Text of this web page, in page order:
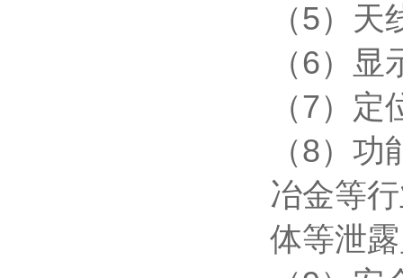
（5）天
（6）显
（7）定
（8）功
冶金等
体等泄